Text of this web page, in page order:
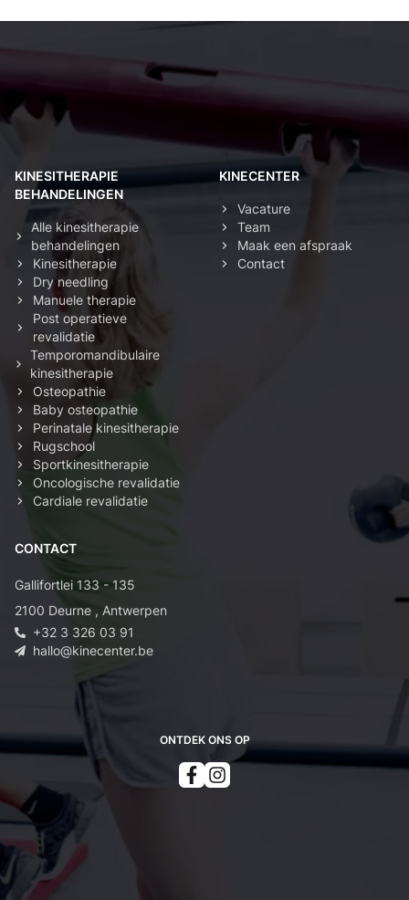
ONTDEK ONS OP
KINESITHERAPIE
BEHANDELINGEN
Alle kinesitherapie
behandelingen
Kinesitherapie
Dry needling
Manuele therapie
Post operatieve
revalidatie
Temporomandibulaire
kinesitherapie
Osteopathie
Baby osteopathie
Perinatale kinesitherapie
Rugschool
Sportkinesitherapie
Oncologische revalidatie
Cardiale revalidatie
KINECENTER
Vacature
Team
Maak een afspraak
Contact
CONTACT
Gallifortlei 133 - 135
2100 Deurne , Antwerpen
+32 3 326 03 91
hallo@kinecenter.be